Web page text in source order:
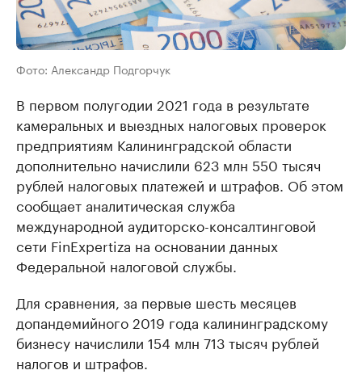
Фото: Александр Подгорчук
В первом полугодии 2021 года в результате
камеральных и выездных налоговых проверок
предприятиям Калининградской области
дополнительно начислили 623 млн 550 тысяч
рублей налоговых платежей и штрафов. Об этом
сообщает аналитическая служба
международной аудиторско-консалтинговой
сети FinExpertiza на основании данных
Федеральной налоговой службы.
Для сравнения, за первые шесть месяцев
допандемийного 2019 года калининградскому
бизнесу начислили 154 млн 713 тысяч рублей
налогов и штрафов.